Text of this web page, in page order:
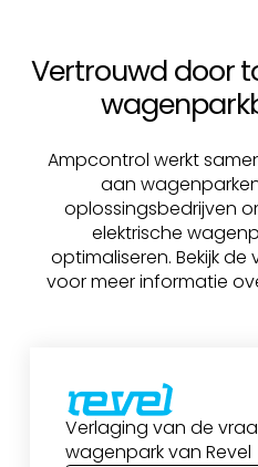
Vertrouwd door
Ampcontrol werkt
aan
oplossingsbedrijven
elektrische
optimaliseren. Bekijk
voor meer informatie
Verlaging van de
wagenpark van Revel